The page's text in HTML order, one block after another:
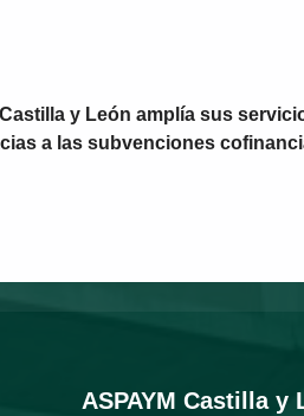
y León amplía sus
a las subvenciones
ASPAYM Castilla y